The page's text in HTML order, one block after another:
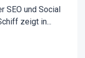
SEO und Social
zeigt in...